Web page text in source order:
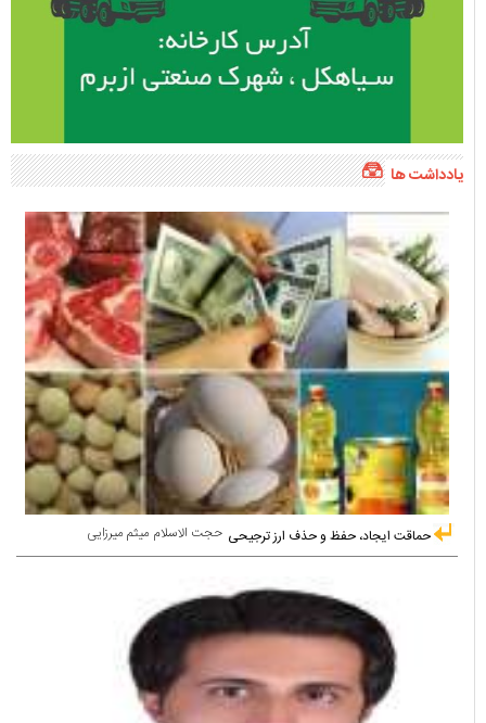
یادداشت ها
حجت الاسلام میثم میرزایی حماقت ایجاد، حفظ و حذف ارز ترجیحی